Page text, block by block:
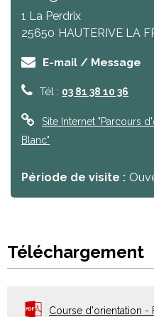
1 La Perdrix
25650 HAUTERIVE LA
E-mail / Message
Tél : 03 81 38 10 36
Site Internet "Parcours
Blanc"
Période de visite :
Téléchargement
Course d'orientation -